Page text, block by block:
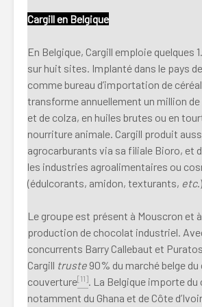
Cargill en Belgique
En Belgique, Cargill emploie quelques
sur huit sites. Implanté dans le pays
comme bureau d’importation de
transforme annuellement un million
et de colza, en huiles brutes ou en
nourriture animale. Cargill produit
agrocarburants via sa filiale Bioro, et
les industries agroalimentaires ou
(édulcorants, amidon, texturants, etc
Le groupe est présent à Mouscron et
production de chocolat industriel.
concurrents Barry Callebaut et
Cargill truste 90% du marché belge
couverture[11]. La Belgique importe du
notamment du Ghana et de Côte